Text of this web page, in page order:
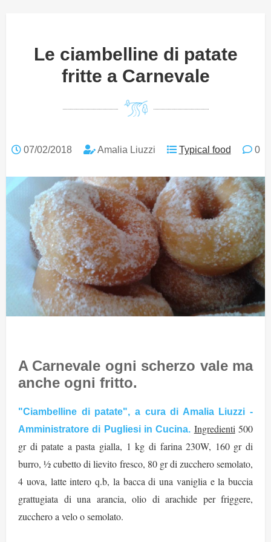
Le ciambelline di patate
fritte a Carnevale
07/02/2018 Amalia Liuzzi Typical food 0
A Carnevale ogni scherzo vale ma
anche ogni fritto.
"Ciambelline di patate", a cura di Amalia Liuzzi -
Amministratore di Pugliesi in Cucina. Ingredienti 500
gr di patate a pasta gialla, 1 kg di farina 230W, 160 gr di
burro, ½ cubetto di lievito fresco, 80 gr di zucchero semolato,
4 uova, latte intero q.b, la bacca di una vaniglia e la buccia
grattugiata di una arancia, olio di arachide per friggere,
zucchero a velo o semolato.